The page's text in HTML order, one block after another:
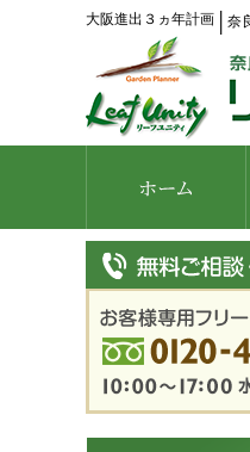
大阪進出３ヵ年計画 奈